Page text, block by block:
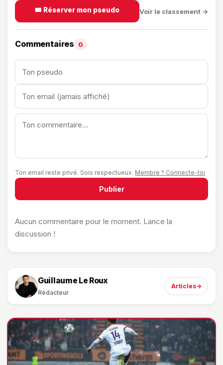
🎟️ Réserver mon pseudo Voir le classement →
Commentaires 0
Ton email reste privé. Sois respectueux. Membre ? Connecte-toi
Publier
Aucun commentaire pour le moment. Lance la
discussion !
Guillaume Le Roux
Rédacteur
Articles→